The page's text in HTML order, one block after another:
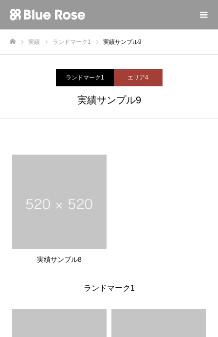
実績 ランドマーク1 実績サンプル9
ランドマーク1 エリア4
実績サンプル9
実績サンプル8
ランドマーク1